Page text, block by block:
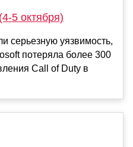
5 октября)
серьезную уязвимость,
потеряла более 300
Call of Duty в